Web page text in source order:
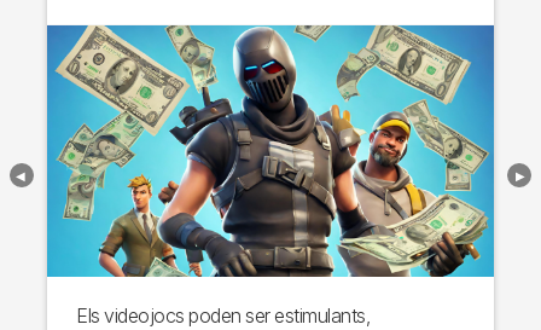
Els videojocs poden ser estimulants,